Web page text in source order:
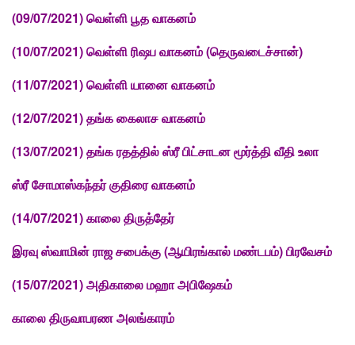
(09/07/2021) வெள்ளி பூத வாகனம்
(10/07/2021) வெள்ளி ரிஷப வாகனம் (தெருவடைச்சான்)
(11/07/2021) வெள்ளி யானை வாகனம்
(12/07/2021)தங்க கைலாச வாகனம்
(13/07/2021)தங்க ரதத்தில் ஸ்ரீ பிட்சாடன மூர்த்தி வீதி உலா
ஸ்ரீ சோமாஸ்கந்தர் குதிரை வாகனம்
(14/07/2021)காலைதிருத்தேர்
இரவு ஸ்வாமின் ராஜ சபைக்கு (ஆயிரங்கால் மண்டபம்) பிரவேசம்
(15/07/2021)அதிகாலை மஹா அபிஷேகம்
காலை திருவாபரண அலங்காரம்